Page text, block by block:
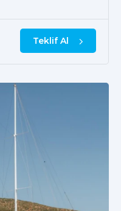
Teklif Al